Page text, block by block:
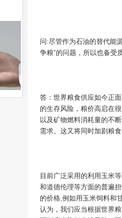
问:尽管作为石油的替代能
争粮”的问题，所以也备受
答：世界粮食供应如今正
的生存风险，粮价高启在
以及矿物燃料消耗量的不
需求。这又将同时加剧粮
目前广泛采用的利用玉米
和道德伦理等方面的普遍
的价格,例如用玉米饲料和
认为，我们应当根据世界